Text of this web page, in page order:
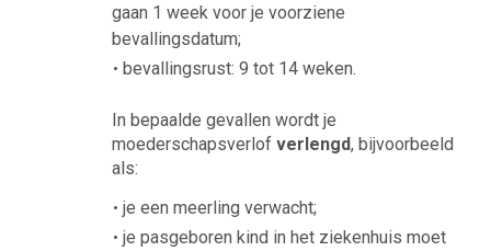
gaan 1 week voor je voorziene
bevallingsdatum;
bevallingsrust: 9 tot 14 weken.
In bepaalde gevallen wordt je
moederschapsverlofverlengd, bijvoorbeeld
als:
je een meerling verwacht;
je pasgeboren kind in het ziekenhuis moet